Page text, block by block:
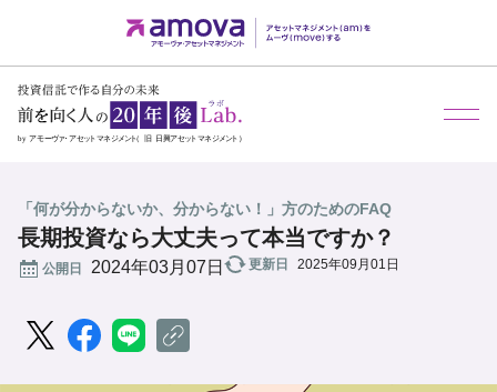
「何が分からないか、分からない！」方のためのFAQ
長期投資なら大丈夫って本当ですか？
公開日 更新日 2025年09月01日